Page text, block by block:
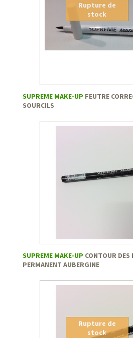
Rupture de
stock
SUPREME MAKE-UP FEUTRE
SOURCILS
SUPREME MAKE-UP CONTOUR DES
PERMANENT AUBERGINE
Rupture de
stock